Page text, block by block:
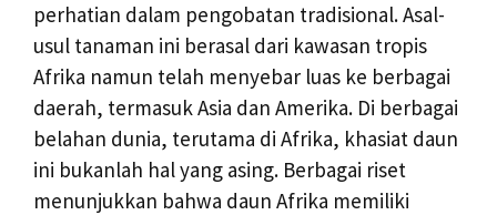
perhatian dalam pengobatan tradisional. Asal-
usul tanaman ini berasal dari kawasan tropis
Afrika namun telah menyebar luas ke berbagai
daerah, termasuk Asia dan Amerika. Di berbagai
belahan dunia, terutama di Afrika, khasiat daun
ini bukanlah hal yang asing. Berbagai riset
menunjukkan bahwa daun Afrika memiliki